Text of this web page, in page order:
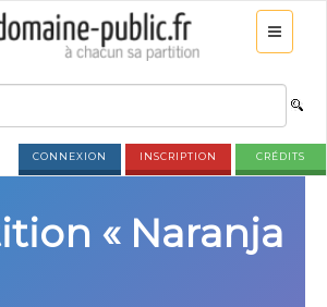
CONNEXION INSCRIPTION CRÉDITS
« Naranja